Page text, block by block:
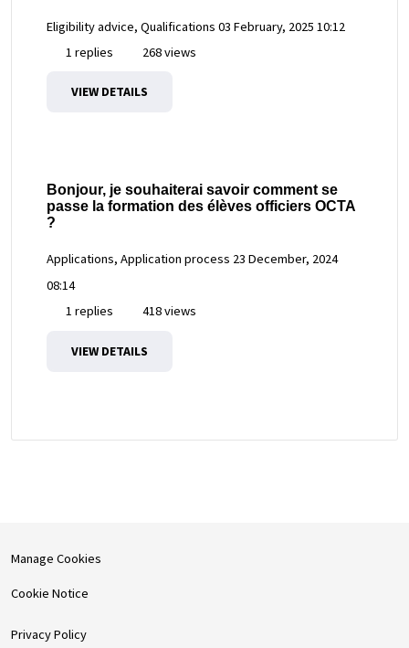
Eligibility advice, Qualifications 03 February, 2025 10:12
1 replies
268 views
VIEW DETAILS
Bonjour, je souhaiterai savoir comment se
passe la formation des élèves officiers OCTA
?
Applications, Application process 23 December, 2024
08:14
1 replies
418 views
VIEW DETAILS
Manage Cookies
Cookie Notice
Privacy Policy